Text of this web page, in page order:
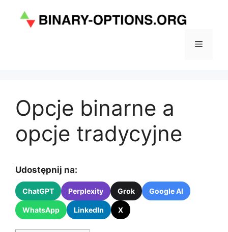
Menu
Opcje binarne a
opcje tradycyjne
Udostępnij na:
ChatGPT Perplexity Grok Google AI
WhatsApp LinkedIn X